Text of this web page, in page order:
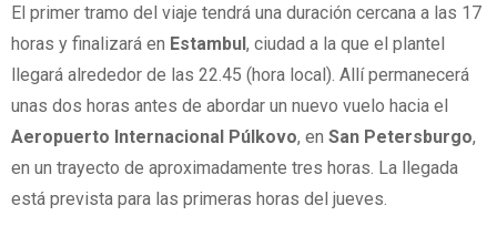
El primer tramo del viaje tendrá una duración cercana a las 17
horas y finalizará en Estambul , ciudad a la que el plantel
llegará alrededor de las 22.45 (hora local). Allí permanecerá
unas dos horas antes de abordar un nuevo vuelo hacia el
Aeropuerto Internacional Púlkovo, en San Petersburgo,
en un trayecto de aproximadamente tres horas. La llegada
está prevista para las primeras horas del jueves.